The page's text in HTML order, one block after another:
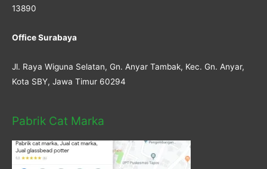
13890
Office Surabaya
Jl. Raya Wiguna Selatan, Gn. Anyar Tambak, Kec. Gn. Anyar,
Kota SBY, Jawa Timur 60294
Pabrik Cat Marka